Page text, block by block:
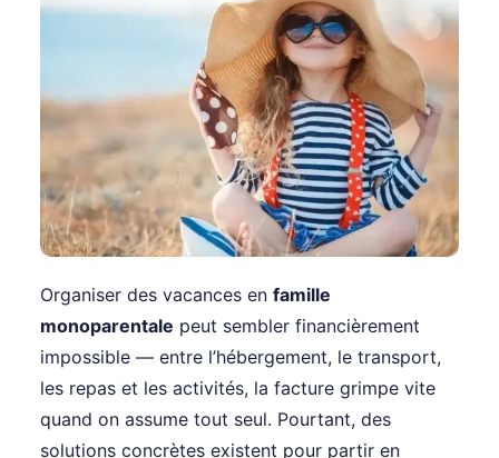
Organiser des vacances en famille
monoparentale peut sembler financièrement
impossible — entre l’hébergement, le transport,
les repas et les activités, la facture grimpe vite
quand on assume tout seul. Pourtant, des
solutions concrètes existent pour partir en